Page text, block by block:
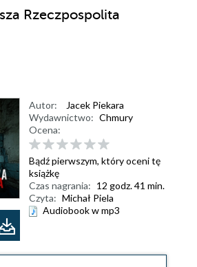
Rzeczpospolita
Autor:
Jacek Piekara
Wydawnictwo: Chmury
Ocena:
Bądź pierwszym, który oceni tę
książkę
Czas nagrania: 12 godz. 41 min.
Czyta: Michał Piela
Audiobook w mp3